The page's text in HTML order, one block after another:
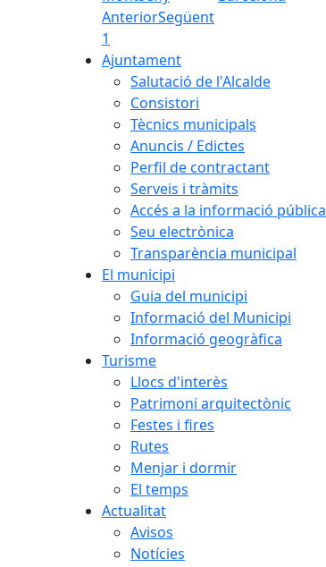
AnteriorSegüent
1
Ajuntament
Salutació de l'Alcalde
Consistori
Tècnics municipals
Anuncis / Edictes
Perfil de contractant
Serveis i tràmits
Accés a la informació pública
Seu electrònica
Transparència municipal
El municipi
Guia del municipi
Informació del Municipi
Informació geogràfica
Turisme
Llocs d'interès
Patrimoni arquitectònic
Festes i fires
Rutes
Menjar i dormir
El temps
Actualitat
Avisos
Notícies